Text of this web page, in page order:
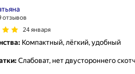
отзывов
24 января
Компактный, лёгкий, удобный
Слабоват, нет двустороннего